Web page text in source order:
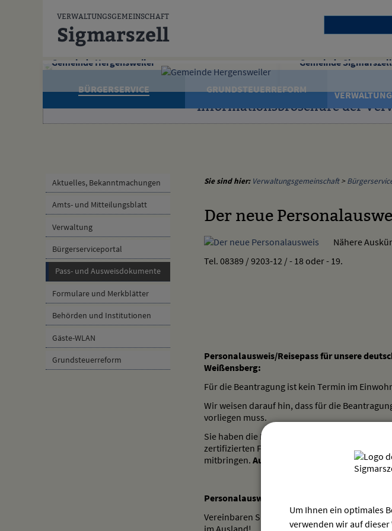
VERWALTUNGSGEMEINSCHAFT
Sigmarszell
Gemeinde Hergensweiler Gemeinde Sigmarszell
BÜRGERSERVICE GRUNDSTEUERREFORM
Informationsbroschüre der
Aktuelles, Bekanntmachungen
Amts- und Mitteilungsblatt
Verwaltung
Bürgerserviceportal
Pass- und Ausweisdokumente
Formulare und Merkblätter
Behörden und Institutionen
Gäste-WLAN
Grundsteuerreform
Sie sind hier: Verwaltungsgemeinschaft>
Der neue
Nähere
Tel. 08389 / 9203-12 / - 18 oder - 19.
Personalausweis/Reisepass für unsere
Weißensberg:
Für die Beantragung ist kein Termin im
Wir weisen darauf hin, dass für die
vorliegen muss.
Sie haben die Möglichkeit, das vorhandene
zertifizierten Fotostudio / Drogeriemarkt
mitbringen. Ausgedruckte Fotos auf Papier
Personalausweis/Reisepass für Deutsche mit
Vereinbaren Sie für die Beantragung bitte
Um Ihnen ein optimales
verwenden wir auf dieser